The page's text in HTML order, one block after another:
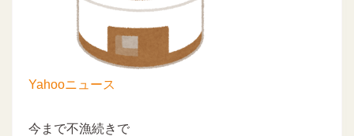
Yahooニュース
今まで不漁続きで